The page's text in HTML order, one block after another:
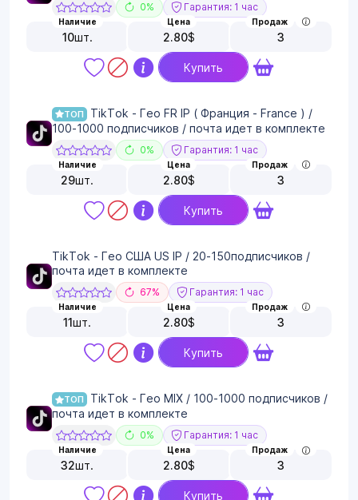
0% Гарантия: 1 час
Наличие
10шт.
Цена
2.80$
Продаж
3
Купить
ТОП
TikTok - Гео FR IP ( Франция - France ) /
100-1000 подписчиков / почта идет в комплекте
0% Гарантия: 1 час
Наличие
29шт.
Цена
2.80$
Продаж
3
Купить
TikTok - Гео США US IP / 20-150подписчиков /
почта идет в комплекте
67% Гарантия: 1 час
Наличие
11шт.
Цена
2.80$
Продаж
3
Купить
ТОП
TikTok - Гео MIX / 100-1000 подписчиков /
почта идет в комплекте
0% Гарантия: 1 час
Наличие
32шт.
Цена
2.80$
Продаж
3
Купить